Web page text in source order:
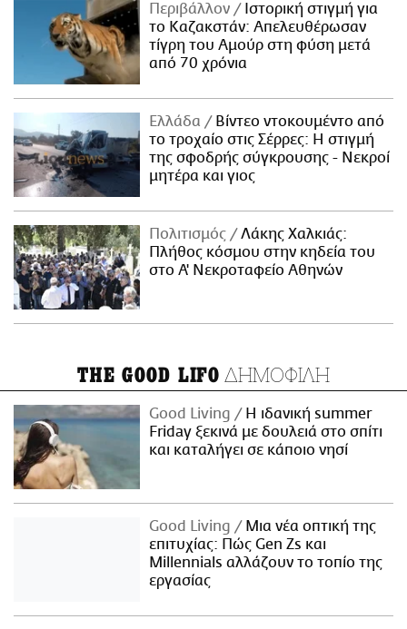
Περιβάλλον
Ιστορική στιγμή για
το Καζακστάν: Απελευθέρωσαν
τίγρη του Αμούρ στη φύση μετά
από 70 χρόνια
Ελλάδα
Βίντεο ντοκουμέντο από
το τροχαίο στις Σέρρες: Η στιγμή
της σφοδρής σύγκρουσης - Νεκροί
μητέρα και γιος
Πολιτισμός
Λάκης Χαλκιάς:
Πλήθος κόσμου στην κηδεία του
στο Α' Νεκροταφείο Αθηνών
THE GOOD LIFO ΔΗΜΟΦΙΛΗ
Good Living
Η ιδανική summer
Friday ξεκινά με δουλειά στο σπίτι
και καταλήγει σε κάποιο νησί
Good Living
Μια νέα οπτική της
επιτυχίας: Πώς Gen Zs και
Millennials αλλάζουν το τοπίο της
εργασίας